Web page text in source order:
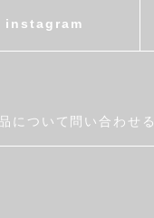
instagram
について問い合わせる